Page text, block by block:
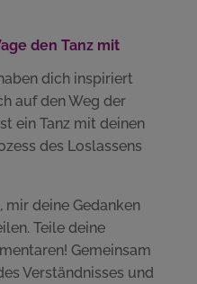
den Tanz mit
dich inspiriert
auf den Weg der
ein Tanz mit deinen
des Loslassens
mir deine Gedanken
Teile deine
Gemeinsam
Verständnisses und